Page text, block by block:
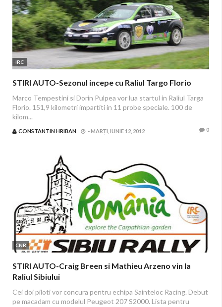
IRC
STIRI AUTO-Sezonul incepe cu Raliul Targo Florio
Marco Tempestini si Dorin Pulpea vor lua startul in Raliul Targa
Florio. 151,9 kilometri impartiti in 11 probe speciale. 100 de
kilom...
CONSTANTIN HRIBAN -MARȚI, IUNIE 12, 2012 0
CNR
STIRI AUTO-Craig Breen si Mathieu Arzeno vin la
Raliul Sibiului
Cei doi piloti vor concura pentru echipa Sainteloc Racing. Debut
pe macadam cu modelul Peugeot 207 S2000. Lista pentru